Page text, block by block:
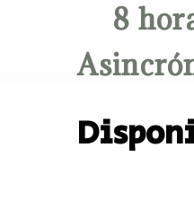
8